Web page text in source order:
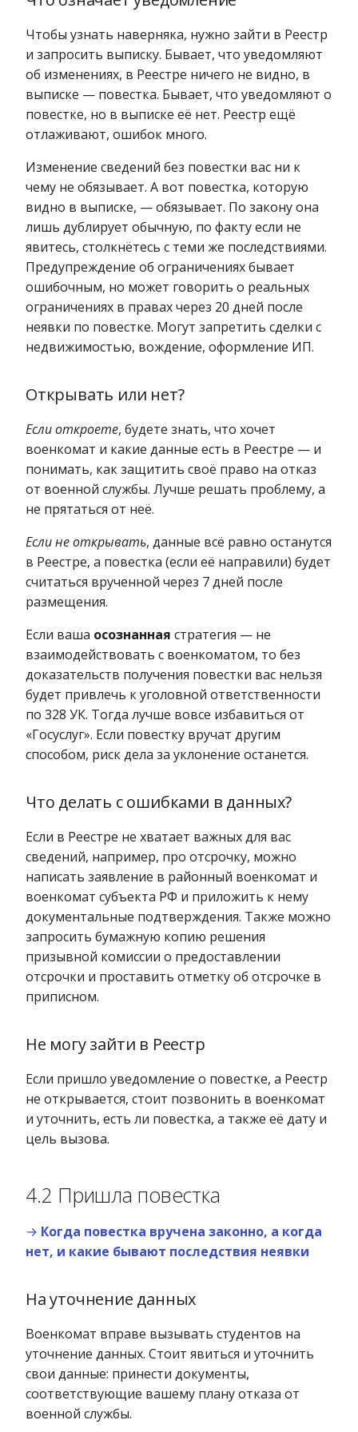
Чтобы узнать наверняка, нужно зайти в Реестр
и запросить выписку. Бывает, что уведомляют
об изменениях, в Реестре ничего не видно, в
выписке — повестка. Бывает, что уведомляют о
повестке, но в выписке её нет. Реестр ещё
отлаживают, ошибок много.
Изменение сведений без повестки вас ни к
чему не обязывает. А вот повестка, которую
видно в выписке, — обязывает. По закону она
лишь дублирует обычную, по факту если не
явитесь, столкнётесь с теми же последствиями.
Предупреждение об ограничениях бывает
ошибочным, но может говорить о реальных
ограничениях в правах через 20 дней после
неявки по повестке. Могут запретить сделки с
недвижимостью, вождение, оформление ИП.
Открывать или нет?
Если откроете, будете знать, что хочет
военкомат и какие данные есть в Реестре — и
понимать, как защитить своё право на отказ
от военной службы. Лучше решать проблему, а
не прятаться от неё.
Если не открывать, данные всё равно останутся
в Реестре, а повестка (если её направили) будет
считаться врученной через 7 дней после
размещения.
Если ваша осознанная стратегия — не
взаимодействовать с военкоматом, то без
доказательств получения повестки вас нельзя
будет привлечь к уголовной ответственности
по 328 УК. Тогда лучше вовсе избавиться от
«Госуслуг». Если повестку вручат другим
способом, риск дела за уклонение останется.
Что делать с ошибками в данных?
Если в Реестре не хватает важных для вас
сведений, например, про отсрочку, можно
написать заявление в районный военкомат и
военкомат субъекта РФ и приложить к нему
документальные подтверждения. Также можно
запросить бумажную копию решения
призывной комиссии о предоставлении
отсрочки и проставить отметку об отсрочке в
приписном.
Не могу зайти в Реестр
Если пришло уведомление о повестке, а Реестр
не открывается, стоит позвонить в военкомат
и уточнить, есть ли повестка, а также её дату и
цель вызова.
4.2 Пришла повестка
→ Когда повестка вручена законно, а когда
нет, и какие бывают последствия неявки
На уточнение данных
Военкомат вправе вызывать студентов на
уточнение данных. Стоит явиться и уточнить
свои данные: принести документы,
соответствующие вашему плану отказа от
военной службы.